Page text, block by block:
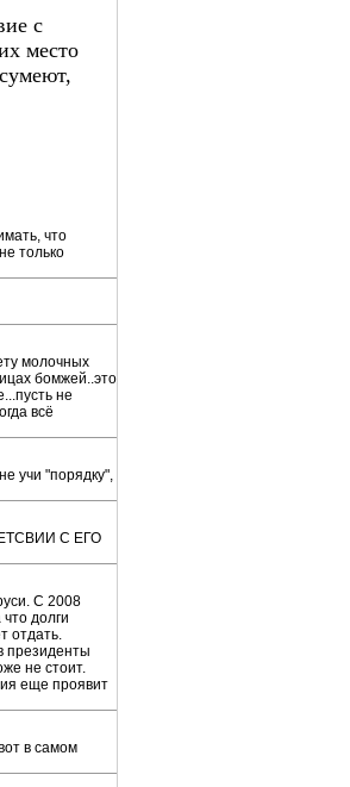
с
место
что
только
молочных
бомжей..это
не
всё
учи "порядку",
С ЕГО
С 2008
долги
отдать.
президенты
не стоит.
еще проявит
в самом